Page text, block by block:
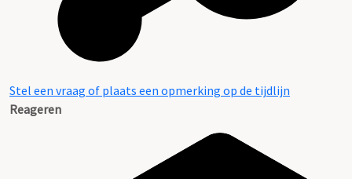
Stel een vraag of plaats een opmerking op de tijdlijn
Reageren